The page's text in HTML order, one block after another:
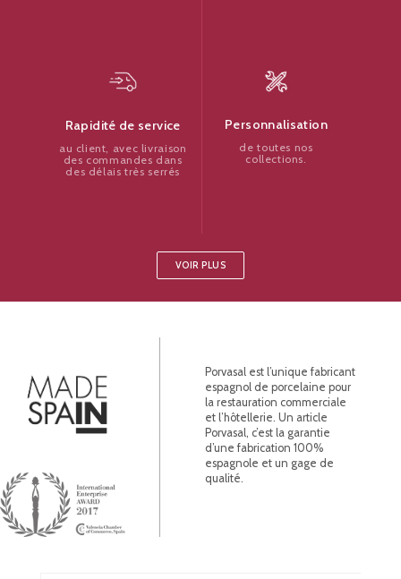
Rapidité de service
au client, avec livraison
des commandes dans
des délais très serrés
Personnalisation
de toutes nos
collections.
VOIR PLUS
Porvasal est l’unique fabricant
espagnol de porcelaine pour
la restauration commerciale
et l’hôtellerie. Un article
Porvasal, c’est la garantie
d’une fabrication 100%
espagnole et un gage de
qualité.